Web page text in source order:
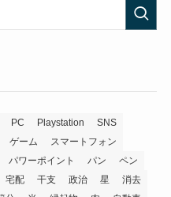
PC Playstation
SNS
ゲーム
スマートフォン
パワーポイント パン
ペン
宅配 干支 政治 星
消去